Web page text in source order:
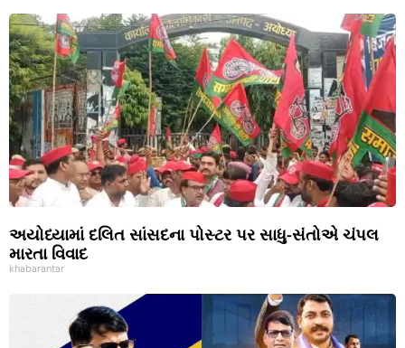
અયોધ્યામાં દલિત સાંસદના પોસ્ટર પર સાધુ-સંતોએ ચંપલ
મારતા વિવાદ
khabarantar